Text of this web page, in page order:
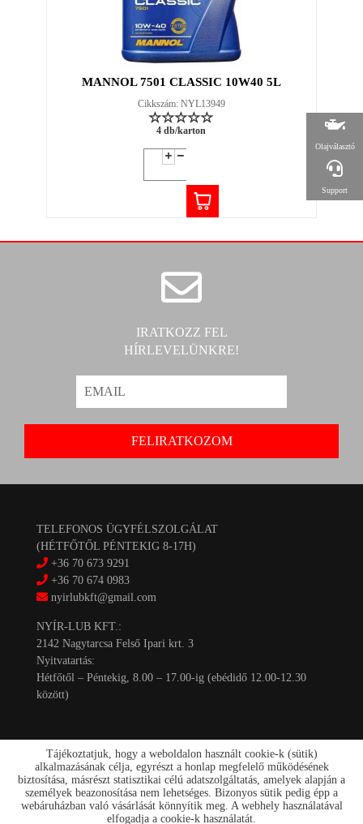
MANNOL 7501 CLASSIC 10W40 5L
Cikkszám: NYL13949
4 db/karton
IRATKOZZ FEL
HÍRLEVELÜNKRE!
TELEFONOS ÜGYFÉLSZOLGÁLAT
(HÉTFŐTŐL PÉNTEKIG 8-17H)
+36 70 673 9291
+36 70 674 0983
nyirlubkft@gmail.com
NYÍR-LUB KFT.:
2142 Nagytarcsa Felső Ipari krt. 3
Nyitvatartás:
Hétfőtől – Péntekig, 8.00 – 17.00-ig (ebédidő 12.00-12.30
között)
Kapcsolat
Akciók
Olajválasztó
Support
Tájékoztatjuk, hogy a weboldalon használt cookie-k (sütik)
alkalmazásának célja, egyrészt a honlap megfelelő működésének
biztosítása, másrészt statisztikai célú adatszolgáltatás, amelyek alapján a
személyek beazonosítása nem lehetséges. Bizonyos sütik pedig épp a
webáruházban való vásárlását könnyítik meg. A webhely használatával
elfogadja a cookie-k használatát.